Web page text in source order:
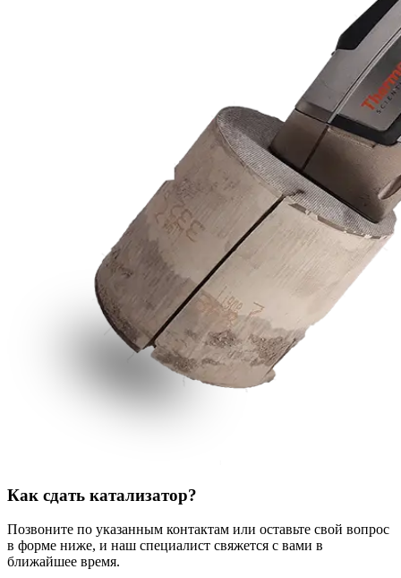
Как сдать катализатор?
Позвоните по указанным контактам или оставьте свой вопрос
в форме ниже, и наш специалист свяжется с вами в
ближайшее время.